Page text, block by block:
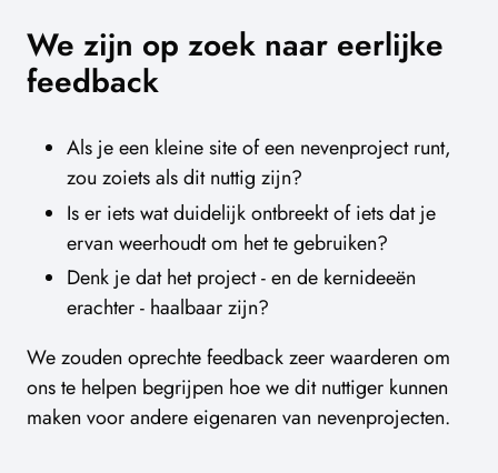
We zijn op zoek naar eerlijke
feedback
Als je een kleine site of een nevenproject runt,
zou zoiets als dit nuttig zijn?
Is er iets wat duidelijk ontbreekt of iets dat je
ervan weerhoudt om het te gebruiken?
Denk je dat het project - en de kernideeën
erachter - haalbaar zijn?
We zouden oprechte feedback zeer waarderen om
ons te helpen begrijpen hoe we dit nuttiger kunnen
maken voor andere eigenaren van nevenprojecten.